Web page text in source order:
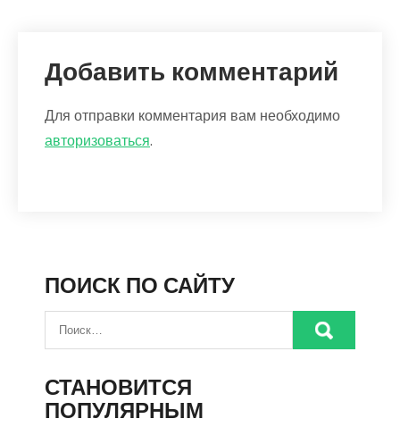
Добавить комментарий
Для отправки комментария вам необходимо
авторизоваться.
ПОИСК ПО САЙТУ
СТАНОВИТСЯ
ПОПУЛЯРНЫМ